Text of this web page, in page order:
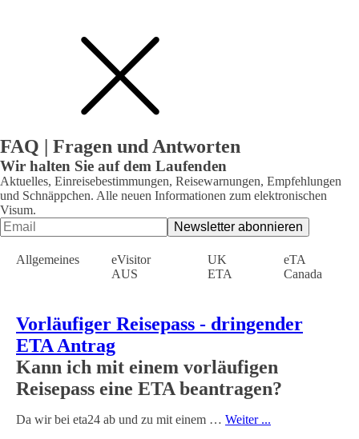
FAQ | Fragen und Antworten
Wir halten Sie auf dem Laufenden
Aktuelles, Einreisebestimmungen, Reisewarnungen, Empfehlungen
und Schnäppchen. Alle neuen Informationen zum elektronischen
Visum.
Allgemeines
eVisitor
AUS
UK
ETA
eTA
Canada
Vorläufiger Reisepass - dringender
ETA Antrag
Kann ich mit einem vorläufigen
Reisepass eine ETA beantragen?
Da wir bei eta24 ab und zu mit einem … Weiter ...